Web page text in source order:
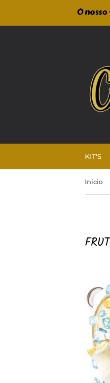
O
KIT'S
Início